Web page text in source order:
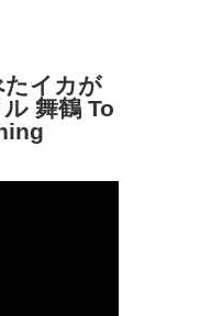
たイカが
舞鶴 To